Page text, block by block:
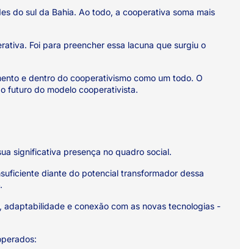
do sul da Bahia. Ao todo, a cooperativa soma mais
Foi para preencher essa lacuna que surgiu o
e dentro do cooperativismo como um todo. O
futuro do modelo cooperativista.
significativa presença no quadro social.
diante do potencial transformador dessa
e conexão com as novas tecnologias -